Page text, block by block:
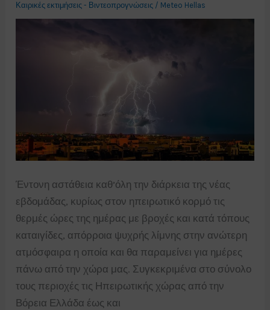
Καιρικές εκτιμήσεις - Βιντεοπρογνώσεις / Meteo Hellas
Έντονη αστάθεια καθ’όλη την διάρκεια της νέας
εβδομάδας, κυρίως στον ηπειρωτικό κορμό τις
θερμές ώρες της ημέρας με βροχές και κατά τόπους
καταιγίδες, απόρροια ψυχρής λίμνης στην ανώτερη
ατμόσφαιρα η οποία και θα παραμείνει για ημέρες
πάνω από την χώρα μας. Συγκεκριμένα στο σύνολο
τους περιοχές τις Ηπειρωτικής χώρας από την
Βόρεια Ελλάδα έως και